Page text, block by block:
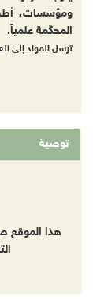
ومؤسسات،
المحكّمة علمياً.
ترسل المواد إلى
توصية
هذا الموقع